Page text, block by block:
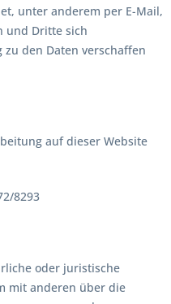
unter anderem per E-Mail,
und Dritte sich
den Daten verschaffen
auf dieser Website
8293
oder juristische
mit anderen über die